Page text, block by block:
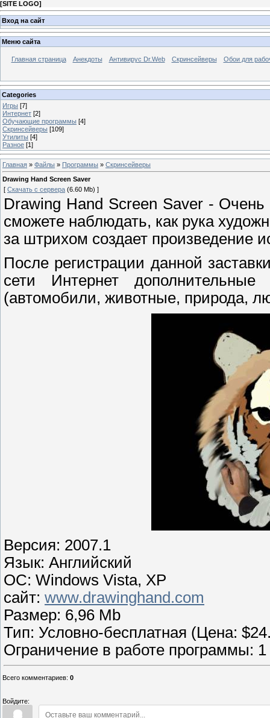
[SITE LOGO]
Вход на сайт
Меню сайта
Главная страница Анекдоты Антивирус Dr.Web Скринсейверы Обои для
Categories
Игры [7]
Интернет [2]
Обучающие программы [4]
Скринсейверы [109]
Утилиты [4]
Разное [1]
Главная » Файлы » Программы » Скринсейверы
Drawing Hand Screen Saver
[ Скачать с сервера (6.60 Mb) ]
Drawing Hand Screen Saver -
сможете наблюдать, как рука
за штрихом создает произведение
После регистрации данной
сети Интернет
(автомобили, животные, природа,
Версия: 2007.1
Язык: Английский
OС: Windows Vista, XP
сайт: www.drawinghand.com
Размер: 6,96 Mb
Тип: Условно-бесплатная (Цена:
Ограничение в работе программы: 1
Всего комментариев: 0
Войдите: